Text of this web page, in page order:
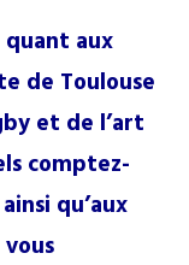
aux
de Toulouse
et de l’art
comptez-
qu’aux